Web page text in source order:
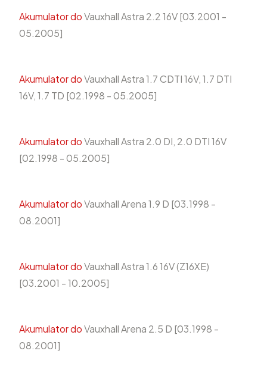
Akumulator doVauxhall Astra 2.2 16V [03.2001 -
05.2005]
Akumulator doVauxhall Astra 1.7 CDTI 16V, 1.7 DTI
16V, 1.7 TD [02.1998 - 05.2005]
Akumulator doVauxhall Astra 2.0 DI, 2.0 DTI 16V
[02.1998 - 05.2005]
Akumulator doVauxhall Arena 1.9 D [03.1998 -
08.2001]
Akumulator doVauxhall Astra 1.6 16V (Z16XE)
[03.2001 - 10.2005]
Akumulator doVauxhall Arena 2.5 D [03.1998 -
08.2001]